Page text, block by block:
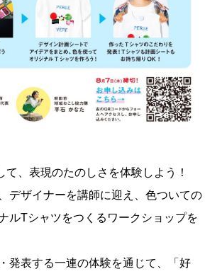
て、表現のたのしさを体験しよう！
デザイナーを講師に迎え、色ついての
ルTシャツをつくるワークショップを
発表する一連の体験を通じて、「好